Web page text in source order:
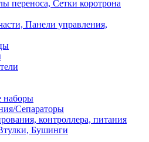
переноса, Сетки коротрона
Панели управления,
наборы
Сепараторы
контроллера, питания
Бушинги